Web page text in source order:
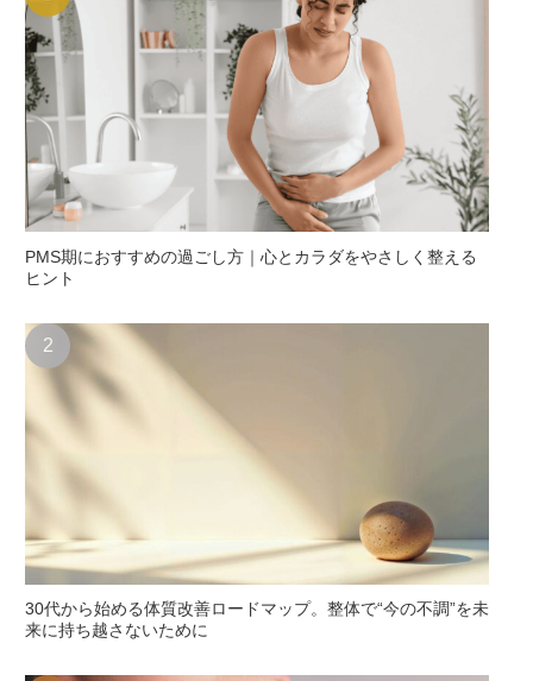
PMS期におすすめの過ごし方｜心とカラダをやさしく整える
ヒント
30代から始める体質改善ロードマップ。整体で“今の不調”を未
来に持ち越さないために